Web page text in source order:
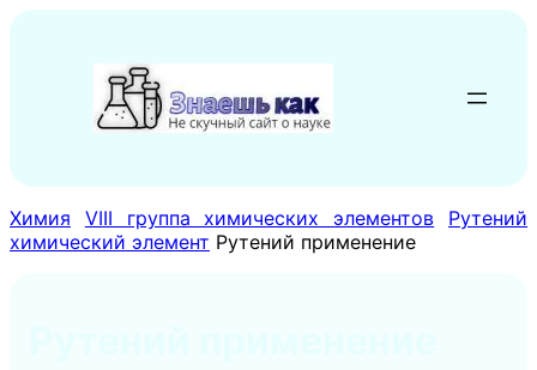
содержимому
Химия VIII группа химических элементов
Рутений
химический элемент Рутений применение